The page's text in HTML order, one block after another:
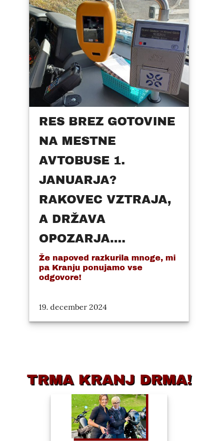
RES BREZ GOTOVINE
NA MESTNE
AVTOBUSE 1.
JANUARJA?
RAKOVEC VZTRAJA,
A DRŽAVA
OPOZARJA....
Že napoved razkurila mnoge, mi
pa Kranju ponujamo vse
odgovore!
19. december 2024
TRMA KRANJ DRMA!